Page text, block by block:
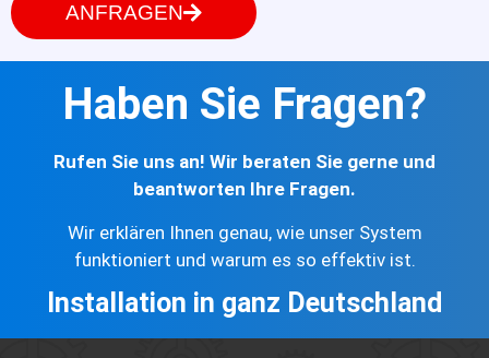
ANFRAGEN
Haben Sie Fragen?
Rufen Sie uns an! Wir beraten Sie gerne und
beantworten Ihre Fragen.
Wir erklären Ihnen genau, wie unser System
funktioniert und warum es so effektiv ist.
Installation in ganz Deutschland